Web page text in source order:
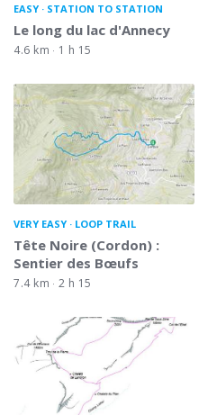
EASY STATION TO STATION
Le long du lac d'Annecy
4.6 km 1 h 15
VERY EASY LOOP TRAIL
Tête Noire (Cordon) :
Sentier des Bœufs
7.4 km 2 h 15